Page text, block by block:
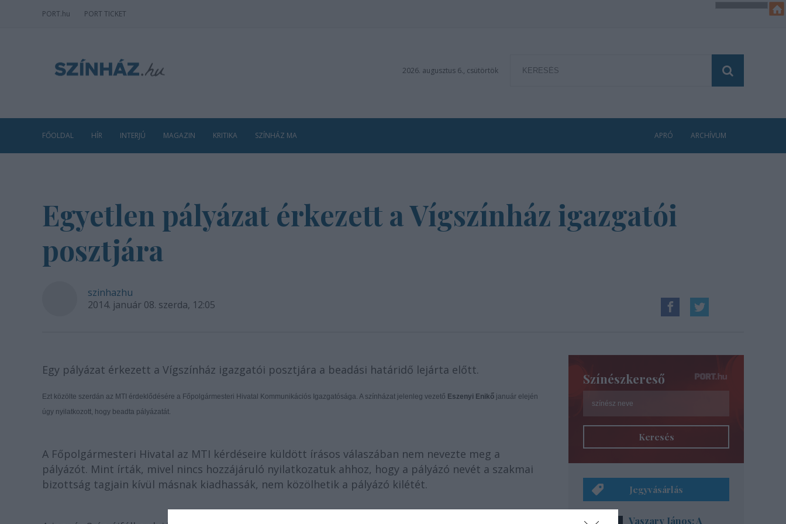
PORT.hu PORT TICKET
2026. augusztus 6., csütörtök
FŐOLDAL HÍR INTERJÚ MAGAZIN KRITIKA SZÍNHÁZ MA APRÓ ARCHÍVUM
Egyetlen pályázat érkezett a Vígszínház igazgatói
posztjára
szinhazhu
2014. január 08. szerda, 12:05
Egy pályázat érkezett a Vígszínház igazgatói posztjára a beadási határidő lejárta előtt.
Ezt közölte szerdán az MTI érdeklődésére a Főpolgármesteri Hivatal Kommunikációs Igazgatósága. A színházat jelenleg vezető Eszenyi Enikő január elején
úgy nyilatkozott, hogy beadta pályázatát.
A Főpolgármesteri Hivatal az MTI kérdéseire küldött írásos válaszában nem nevezte meg a
pályázót. Mint írták, mivel nincs hozzájáruló nyilatkozatuk ahhoz, hogy a pályázó nevét a szakmai
bizottság tagjain kívül másnak kiadhassák, nem közölhetik a pályázó kilétét.
Színészkereső
Keresés
Jegyvásárlás
Vaszary János: A